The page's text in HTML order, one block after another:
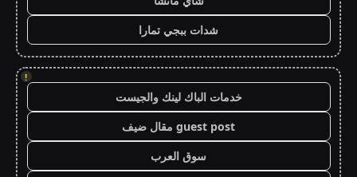
شدات ببجي تمارا
!
خدمات الباك لينك والجيست
guest post مقال ضيف
سوق العرب